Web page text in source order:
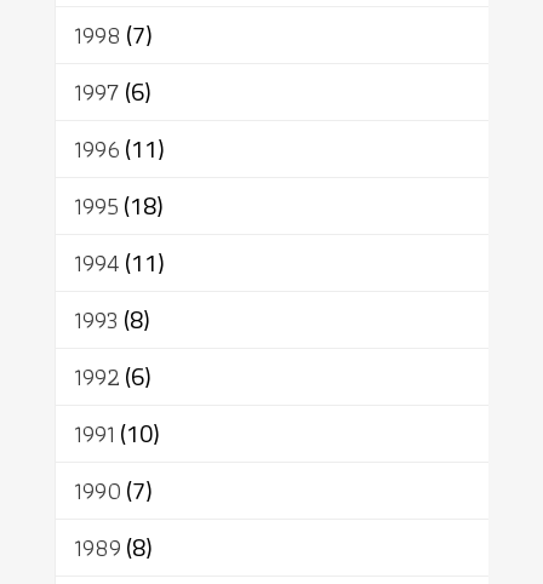
1998 (7)
1997(6)
1996(11)
1995(18)
1994(11)
1993 (8)
1992(6)
1991 (10)
1990(7)
1989(8)